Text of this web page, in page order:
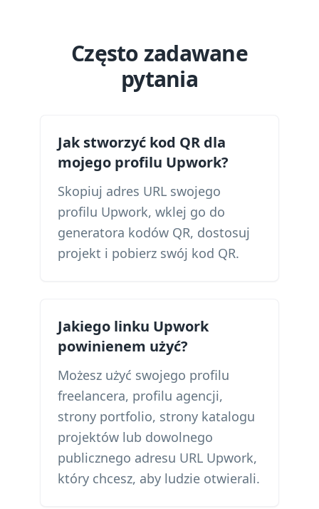
Często zadawane
pytania
Jak stworzyć kod QR dla
mojego profilu Upwork?
Skopiuj adres URL swojego
profilu Upwork, wklej go do
generatora kodów QR, dostosuj
projekt i pobierz swój kod QR.
Jakiego linku Upwork
powinienem użyć?
Możesz użyć swojego profilu
freelancera, profilu agencji,
strony portfolio, strony katalogu
projektów lub dowolnego
publicznego adresu URL Upwork,
który chcesz, aby ludzie otwierali.